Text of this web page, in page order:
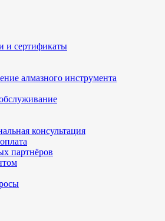
и сертификаты
алмазного инструмента
консультация
партнёров